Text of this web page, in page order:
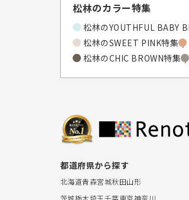
松林のカラー特集
松林のYOUTHFUL BABY
松林のSWEET PINK特集
松林のCHIC BROWN特集
都道府県から探す
北海道青森宮城秋田山形
茨城栃木埼玉千葉東京神奈川